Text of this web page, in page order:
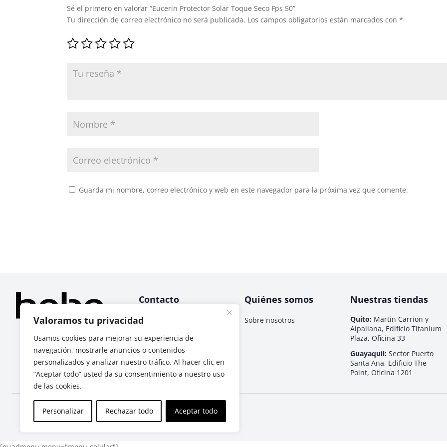
Valoramos tu privacidad
Usamos cookies para mejorar su experiencia de
navegación, mostrarle anuncios o contenidos
personalizados y analizar nuestro tráfico. Al hacer clic en
“Aceptar todo” usted da su consentimiento a nuestro uso
de las cookies.
Personalizar Rechazar todo Aceptar todo
Sé el primero en valorar “Eucerin Protector Solar Toque Seco Fps 50”
Tu dirección de correo electrónico no será publicada. Los campos obligatorios están marcados con*
Guarda mi nombre, correo electrónico y web en este navegador para la próxima vez que comente.
Contacto
WhatsApp
Llamadas
Servicio al cliente:
ventas@hebe-ec.com
Quiénes somos
Sobre nosotros
Nuestras tiendas
Quito: Martin Carrion y
Alpallana, Edificio Titanium
Plaza, Oficina 33
Guayaquil: Sector Puerto
Santa Ana, Edificio The
Point, Oficina 1201
Síguenos en redes
InstagramFacebookTikTok